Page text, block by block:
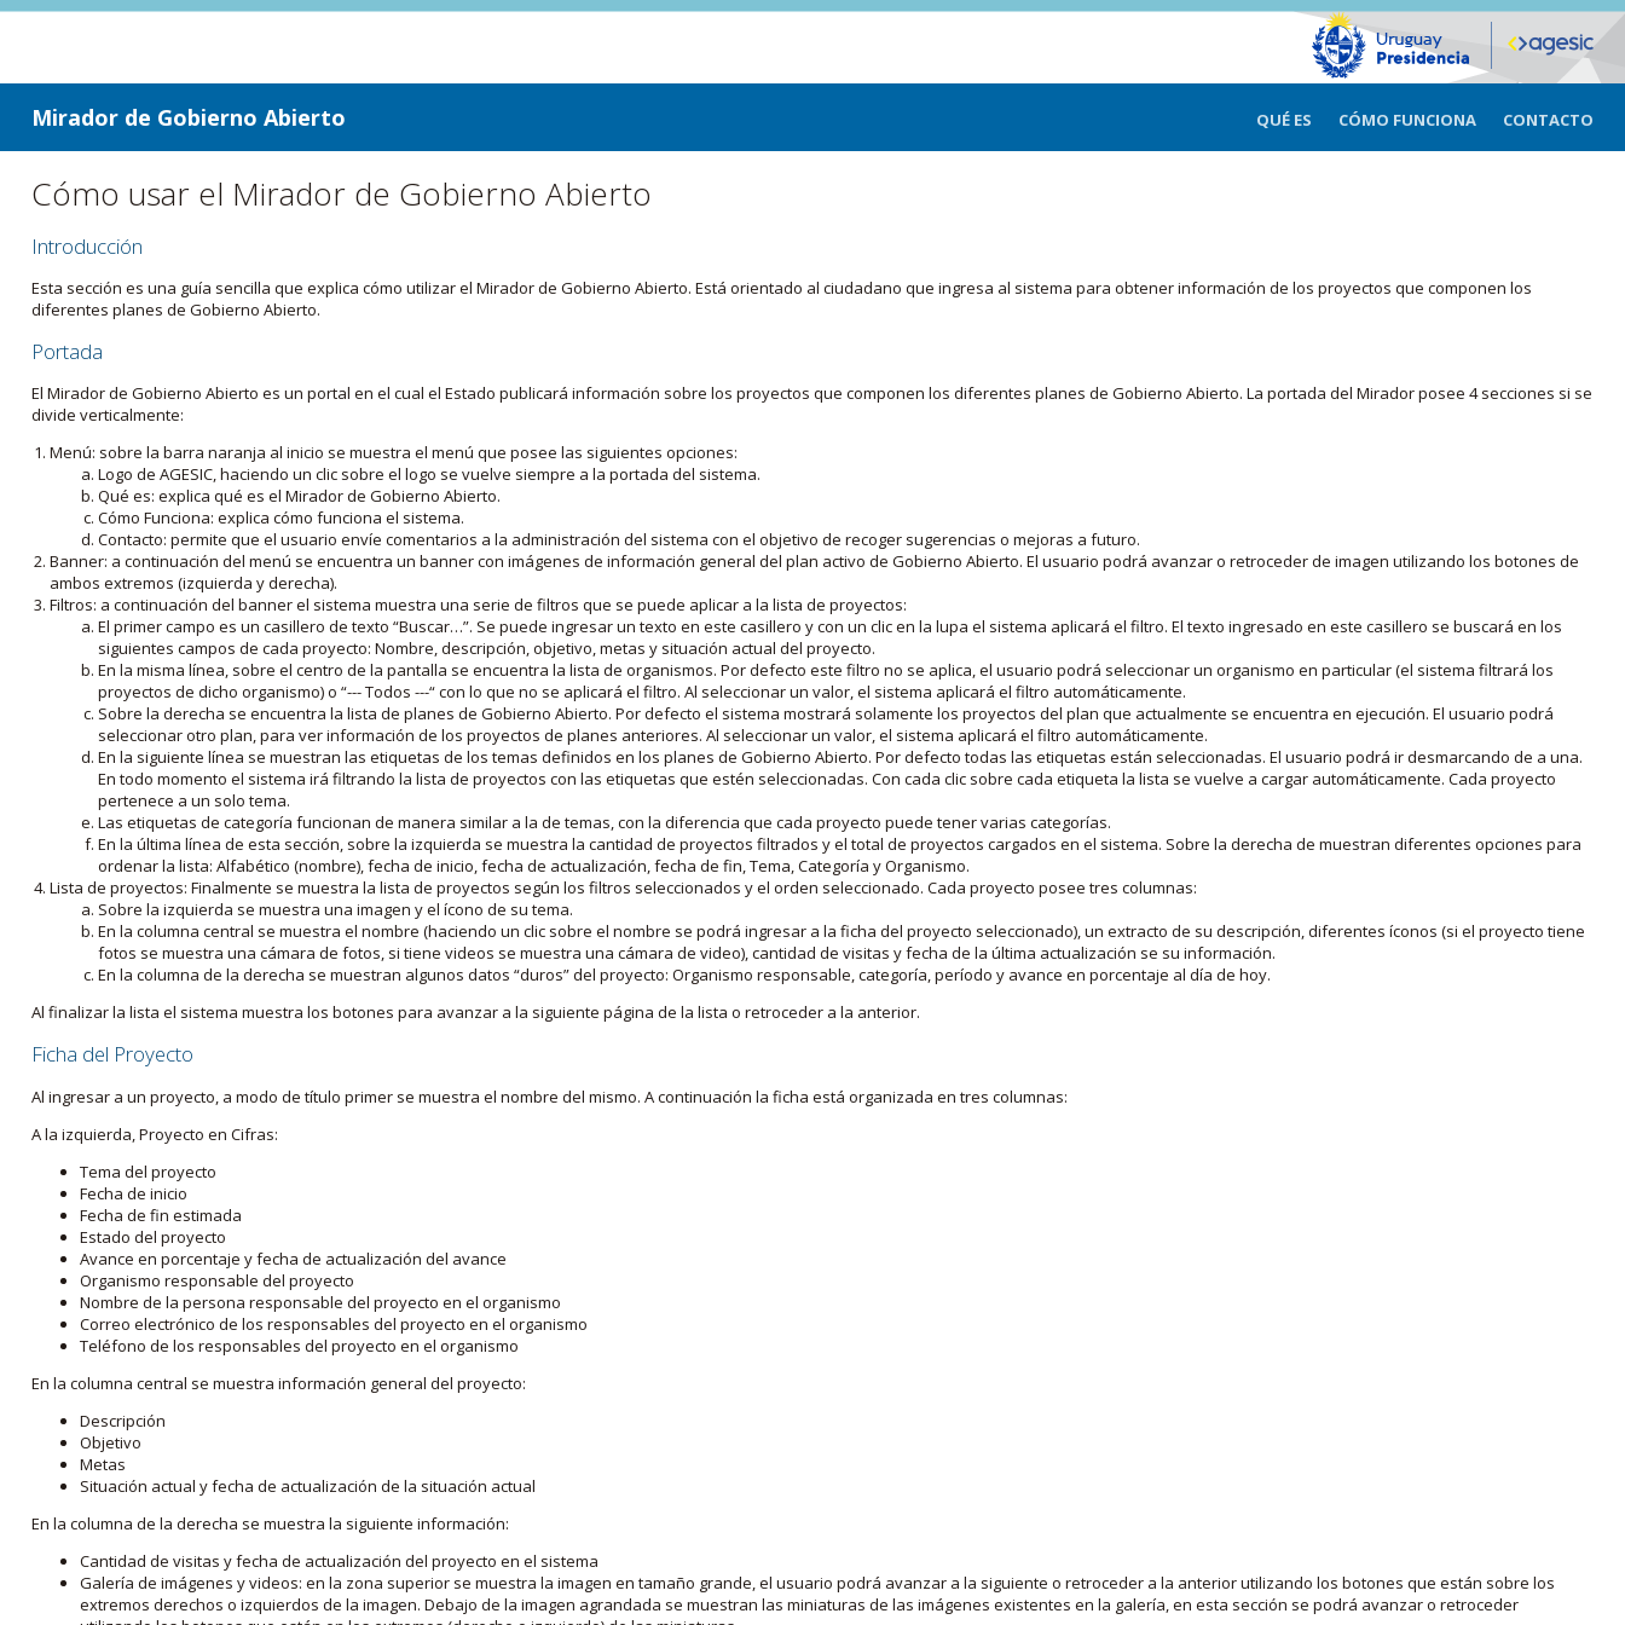
ir a contenido
ir al menú
Mirador de Gobierno Abierto QUÉ ES CÓMO FUNCIONA CONTACTO
Cómo usar el Mirador de Gobierno Abierto
Introducción
Esta sección es una guía sencilla que explica cómo utilizar el Mirador de Gobierno Abierto. Está orientado al ciudadano que ingresa al sistema para obtener información de los proyectos que componen los
diferentes planes de Gobierno Abierto.
Portada
El Mirador de Gobierno Abierto es un portal en el cual el Estado publicará información sobre los proyectos que componen los diferentes planes de Gobierno Abierto. La portada del Mirador posee 4 secciones si se
divide verticalmente:
Menú: sobre la barra naranja al inicio se muestra el menú que posee las siguientes opciones:
Logo de AGESIC, haciendo un clic sobre el logo se vuelve siempre a la portada del sistema.
Qué es: explica qué es el Mirador de Gobierno Abierto.
Cómo Funciona: explica cómo funciona el sistema.
Contacto: permite que el usuario envíe comentarios a la administración del sistema con el objetivo de recoger sugerencias o mejoras a futuro.
Banner: a continuación del menú se encuentra un banner con imágenes de información general del plan activo de Gobierno Abierto. El usuario podrá avanzar o retroceder de imagen utilizando los botones de
ambos extremos (izquierda y derecha).
Filtros: a continuación del banner el sistema muestra una serie de filtros que se puede aplicar a la lista de proyectos:
El primer campo es un casillero de texto “Buscar…”. Se puede ingresar un texto en este casillero y con un clic en la lupa el sistema aplicará el filtro. El texto ingresado en este casillero se buscará en los
siguientes campos de cada proyecto: Nombre, descripción, objetivo, metas y situación actual del proyecto.
En la misma línea, sobre el centro de la pantalla se encuentra la lista de organismos. Por defecto este filtro no se aplica, el usuario podrá seleccionar un organismo en particular (el sistema filtrará los
proyectos de dicho organismo) o “--- Todos ---“ con lo que no se aplicará el filtro. Al seleccionar un valor, el sistema aplicará el filtro automáticamente.
Sobre la derecha se encuentra la lista de planes de Gobierno Abierto. Por defecto el sistema mostrará solamente los proyectos del plan que actualmente se encuentra en ejecución. El usuario podrá
seleccionar otro plan, para ver información de los proyectos de planes anteriores. Al seleccionar un valor, el sistema aplicará el filtro automáticamente.
En la siguiente línea se muestran las etiquetas de los temas definidos en los planes de Gobierno Abierto. Por defecto todas las etiquetas están seleccionadas. El usuario podrá ir desmarcando de a una.
En todo momento el sistema irá filtrando la lista de proyectos con las etiquetas que estén seleccionadas. Con cada clic sobre cada etiqueta la lista se vuelve a cargar automáticamente. Cada proyecto
pertenece a un solo tema.
Las etiquetas de categoría funcionan de manera similar a la de temas, con la diferencia que cada proyecto puede tener varias categorías.
En la última línea de esta sección, sobre la izquierda se muestra la cantidad de proyectos filtrados y el total de proyectos cargados en el sistema. Sobre la derecha de muestran diferentes opciones para
ordenar la lista: Alfabético (nombre), fecha de inicio, fecha de actualización, fecha de fin, Tema, Categoría y Organismo.
Lista de proyectos: Finalmente se muestra la lista de proyectos según los filtros seleccionados y el orden seleccionado. Cada proyecto posee tres columnas:
Sobre la izquierda se muestra una imagen y el ícono de su tema.
En la columna central se muestra el nombre (haciendo un clic sobre el nombre se podrá ingresar a la ficha del proyecto seleccionado), un extracto de su descripción, diferentes íconos (si el proyecto tiene
fotos se muestra una cámara de fotos, si tiene videos se muestra una cámara de video), cantidad de visitas y fecha de la última actualización se su información.
En la columna de la derecha se muestran algunos datos “duros” del proyecto: Organismo responsable, categoría, período y avance en porcentaje al día de hoy.
Al finalizar la lista el sistema muestra los botones para avanzar a la siguiente página de la lista o retroceder a la anterior.
Ficha del Proyecto
Al ingresar a un proyecto, a modo de título primer se muestra el nombre del mismo. A continuación la ficha está organizada en tres columnas:
A la izquierda, Proyecto en Cifras:
Tema del proyecto
Fecha de inicio
Fecha de fin estimada
Estado del proyecto
Avance en porcentaje y fecha de actualización del avance
Organismo responsable del proyecto
Nombre de la persona responsable del proyecto en el organismo
Correo electrónico de los responsables del proyecto en el organismo
Teléfono de los responsables del proyecto en el organismo
En la columna central se muestra información general del proyecto:
Descripción
Objetivo
Metas
Situación actual y fecha de actualización de la situación actual
En la columna de la derecha se muestra la siguiente información:
Cantidad de visitas y fecha de actualización del proyecto en el sistema
Galería de imágenes y videos: en la zona superior se muestra la imagen en tamaño grande, el usuario podrá avanzar a la siguiente o retroceder a la anterior utilizando los botones que están sobre los
extremos derechos o izquierdos de la imagen. Debajo de la imagen agrandada se muestran las miniaturas de las imágenes existentes en la galería, en esta sección se podrá avanzar o retroceder